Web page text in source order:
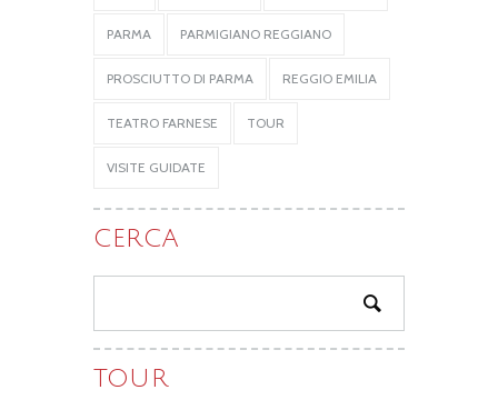
PARMA PARMIGIANO REGGIANO
PROSCIUTTO DI PARMA REGGIO EMILIA
TEATRO FARNESE TOUR
VISITE GUIDATE
CERCA
TOUR